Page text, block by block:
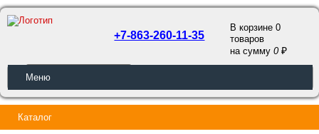
ОБРАТНЫЙ ЗВОНОК
+7-863-260-11-35
В корзине 0
товаров
на сумму0
Меню
Каталог